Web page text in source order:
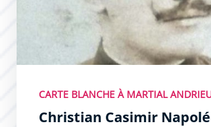
CARTE BLANCHE À MARTIAL
Christian Casimir